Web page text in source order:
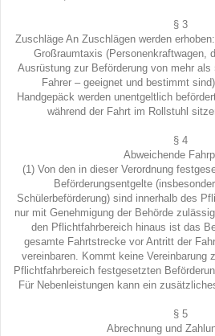
§ 3
Zuschläge An Zuschlägen werden
Großraumtaxis (Personenkraftwagen,
Ausrüstung zur Beförderung von mehr
Fahrer – geeignet und bestimmt
Handgepäck werden unentgeltlich
während der Fahrt im Rollstuhl
§ 4
Abweichende
(1) Von den in dieser Verordnung
Beförderungsentgelte
Schülerbeförderung) sind innerhalb des
nur mit Genehmigung der Behörde
den Pflichtfahrbereich hinaus ist das
gesamte Fahrtstrecke vor Antritt der
vereinbaren. Kommt keine Vereinbarung
Pflichtfahrbereich festgesetzten
Für Nebenleistungen kann ein
§ 5
Abrechnung und